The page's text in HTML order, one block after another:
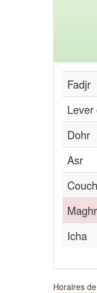
Fadjr
Lever
Dohr
Asr
Icha
Horaires